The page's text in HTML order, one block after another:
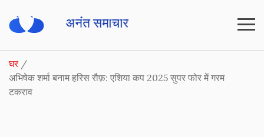
घर
अभिषेक शर्मा बनाम हरिस रौफ़: एशिया कप 2025 सुपर फोर में गरम
टकराव